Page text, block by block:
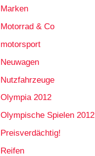
Marken
Motorrad & Co
motorsport
Neuwagen
Nutzfahrzeuge
Olympia 2012
Olympische Spielen 2012
Preisverdächtig!
Reifen